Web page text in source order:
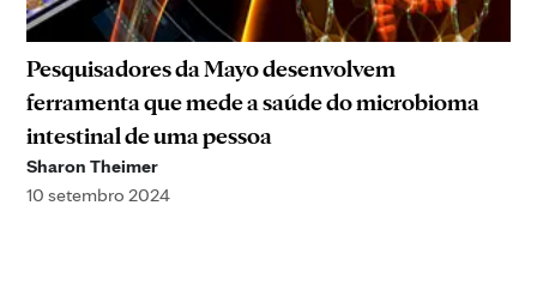
Pesquisadores da Mayo desenvolvem
ferramenta que mede a saúde do microbioma
intestinal de uma pessoa
Sharon Theimer
10 setembro 2024